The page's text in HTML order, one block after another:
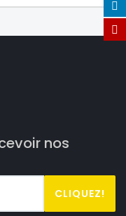
nos
CLIQUEZ!